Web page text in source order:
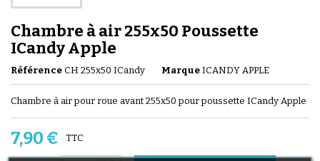
Chambre à air 255x50 Poussette
ICandy Apple
Référence CH 255x50 ICandy Marque ICANDY APPLE
Chambre à air pour roue avant 255x50 pour poussette ICandy Apple
7,90 € TTC